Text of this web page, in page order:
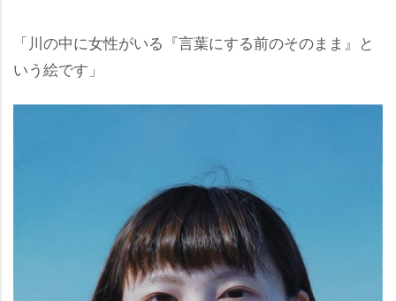
「川の中に女性がいる『言葉にする前のそのまま』と
いう絵です」